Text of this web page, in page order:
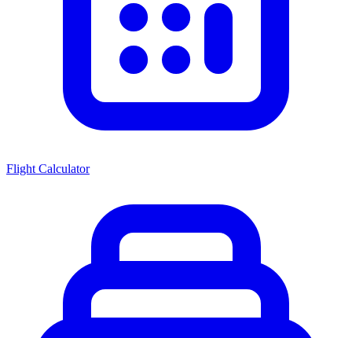
Flight Calculator